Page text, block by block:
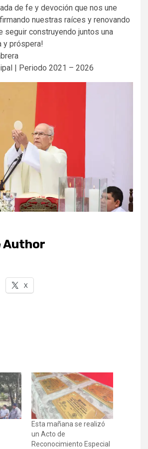
de fe y devoción que nos une
nuestras raíces y renovando
seguir construyendo juntos una
y próspera!
| Periodo 2021 – 2026
Author
X
Esta mañana se realizó
un Acto de
Reconocimiento Especial